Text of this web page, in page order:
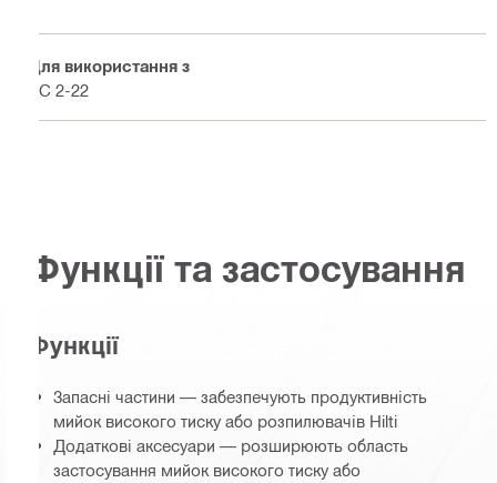
Для використання з
PC 2-22
Функції та застосування
Функції
Запасні частини — забезпечують продуктивність
мийок високого тиску або розпилювачів Hilti
Додаткові аксесуари — розширюють область
застосування мийок високого тиску або